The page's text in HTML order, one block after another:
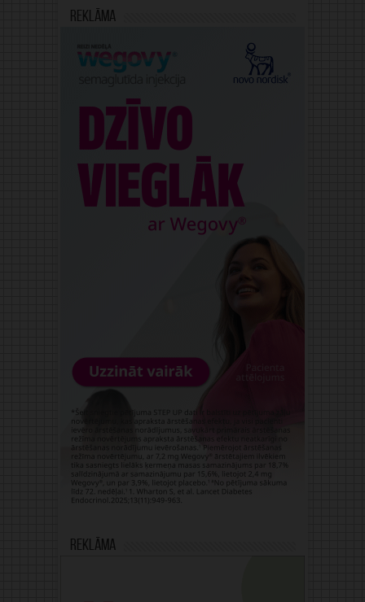
Reklāma
Reklāma